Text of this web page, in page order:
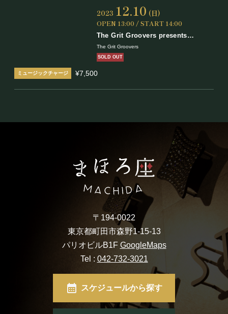
2023 12.10 (日)
OPEN 13:00 / START 14:00
The Grit Groovers presents
CRYSTAL WISH CONCERT in
TOKYO
The Grit Groovers
SOLD OUT
¥7,500
〒194-0022
東京都町田市森野1-15-13
パリオビルB1F GoogleMaps
Tel : 042-732-3021
スケジュールから探す